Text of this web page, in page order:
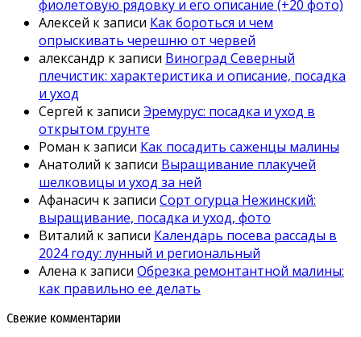
фиолетовую рядовку и его описание (+20 фото)
Алексей к записи Как бороться и чем
опрыскивать черешню от червей
александр к записи Виноград Северный
плечистик: характеристика и описание, посадка
и уход
Сергей к записи Эремурус: посадка и уход в
открытом грунте
Роман к записи Как посадить саженцы малины
Анатолий к записи Выращивание плакучей
шелковицы и уход за ней
Афанасич к записи Сорт огурца Нежинский:
выращивание, посадка и уход, фото
Виталий к записи Календарь посева рассады в
2024 году: лунный и региональный
Алена к записи Обрезка ремонтантной малины:
как правильно ее делать
Свежие комментарии